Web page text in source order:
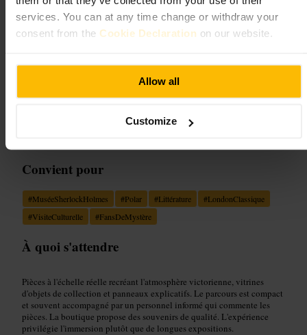
services. You can at any time change or withdraw your
consent from the Cookie Declaration on our website.
Allow all
Customize
“Plongez dans l'univers victorien du célèbre
Convient pour
#MuséeSherlockHolmes #Polar #Littérature #LondonClassique
#VisiteCulturelle #FansDeMystère
À quoi s'attendre
Pièces à l'échelle réelle recréant l'atmosphère victorienne, vitrines
d'objets de collection et panneaux explicatifs. Le parcours est compact
et souvent accompagné par un personnel informé qui commente les
pièces. La boutique propose des souvenirs de qualité. L'expérience
privilégie l'immersion plutôt que de longues expositions.